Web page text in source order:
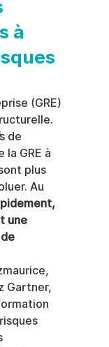
à
(GRE)
de
GRE à
plus
Au
une
Gartner,